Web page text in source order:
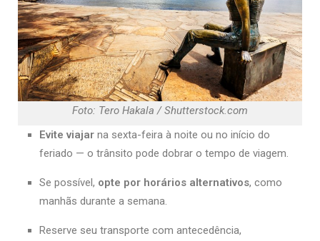
Foto: Tero Hakala / Shutterstock.com
Evite viajar na sexta-feira à noite ou no início do
feriado — o trânsito pode dobrar o tempo de viagem.
Se possível, opte por horários alternativos, como
manhãs durante a semana.
Reserve seu transporte com antecedência,